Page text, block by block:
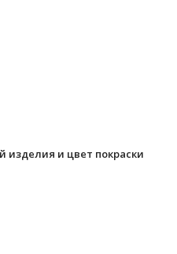
изделия и цвет покраски